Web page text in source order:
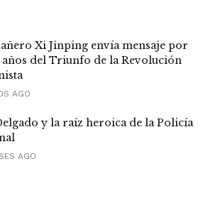
Xi Jinping envía mensaje por
años del Triunfo de la Revolución
AGO
y la raíz heroica de la Policía
AGO